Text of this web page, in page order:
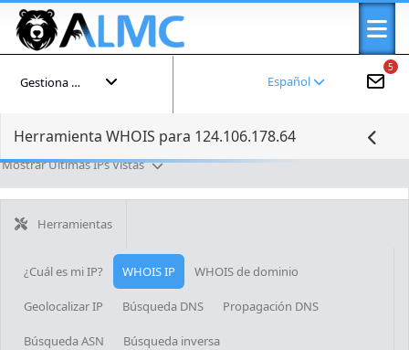
5
Español
Gestiona tu cuenta
Herramienta WHOIS para 124.106.178.64
Mostrar Últimas IPs Vistas
Herramientas
¿Cuál es mi IP? WHOIS IP WHOIS de dominio
Geolocalizar IP Búsqueda DNS Propagación DNS
Búsqueda ASN Búsqueda inversa